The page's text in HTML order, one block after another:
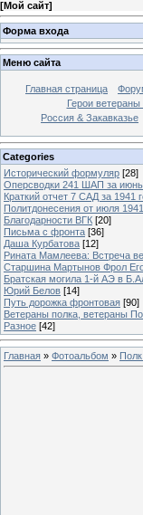
[Мой сайт]
Форма входа
Меню сайта
Главная страница
Герои ветераны
Россия & Закавказье
Categories
Исторический формуляр [28]
Оперсводки 241 ШАП за
Краткий отчет 7 САД за 1941
Политдонесения от июля 1941
Благодарности ВГК [20]
Письма с фронта [36]
Даша Курбатова [12]
Рината Мамлеева: Встреча
Старшина Мартынов Фрол
Братская могила 1-й АЭ в
Юрий Белов [14]
Путь дорожка фронтовая [90]
Ветераны полка, ветераны
Разное [42]
Главная » Фотоальбом »